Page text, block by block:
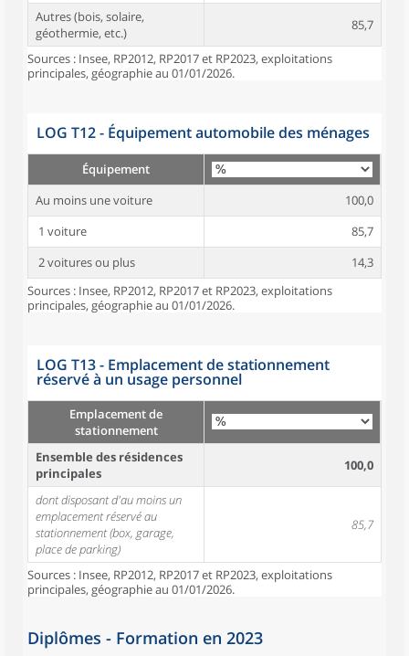
Autres (bois, solaire,
géothermie, etc.)
85,7
Sources : Insee, RP2012, RP2017 et RP2023, exploitations
principales, géographie au 01/01/2026.
LOG T12 - Équipement automobile des ménages
Équipement
Au moins une voiture
100,0
1 voiture
85,7
2 voitures ou plus
14,3
Sources : Insee, RP2012, RP2017 et RP2023, exploitations
principales, géographie au 01/01/2026.
LOG T13 - Emplacement de stationnement
réservé à un usage personnel
Emplacement de
stationnement
Ensemble des résidences
principales
100,0
dont disposant d'au moins un
emplacement réservé au
stationnement (box, garage,
place de parking)
85,7
Sources : Insee, RP2012, RP2017 et RP2023, exploitations
principales, géographie au 01/01/2026.
Diplômes - Formation en 2023